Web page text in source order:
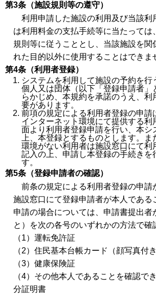
第3条（施設規則等の遵守）
利用申請した施設の利用及び当該利
は利用料金の支払手続等に当たっては
規則等に従うこととし、当該施設を関
れた目的以外に使用することはできま
第4条（利用者登録）
システムを利用して施設の予約を行
個人又は団体（以下「登録申請者」
らかじめ、本規約を承諾のうえ、利
要があります。
前項の規定による利用者登録の申請
インターネット環境にて提供する利
面より利用者登録申請を行い、本シ
上、本登録とするものとします。ま
環境がない利用者は施設窓口にて利
記入の上、申請し本登録の手続きを
す。
第5条（登録申請者の確認）
前条の規定による利用者登録の申請
施設窓口にて登録申請者が本人である
申請の場合については、申請書提出者
と）を次の各号のいずれかの方法で確
（1）運転免許証
（2）住民基本台帳カード（顔写真付き
（3）健康保険証
（4）その他本人であることを確認で
分証明書